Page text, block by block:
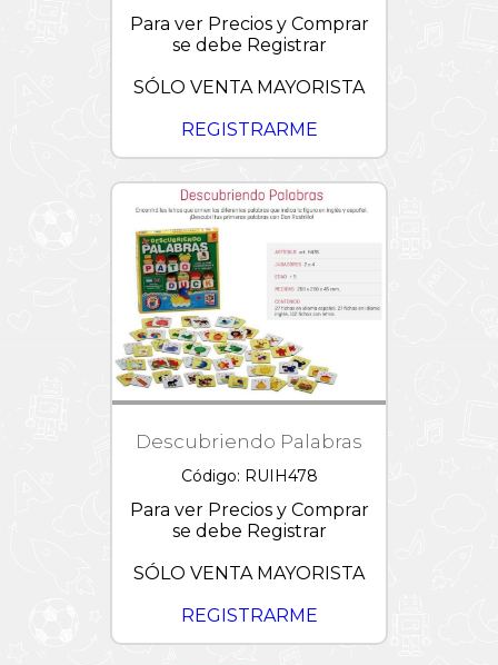
Para ver Precios y Comprar
se debe Registrar
SÓLO VENTA MAYORISTA
REGISTRARME
Descubriendo Palabras
Código: RUIH478
Para ver Precios y Comprar
se debe Registrar
SÓLO VENTA MAYORISTA
REGISTRARME